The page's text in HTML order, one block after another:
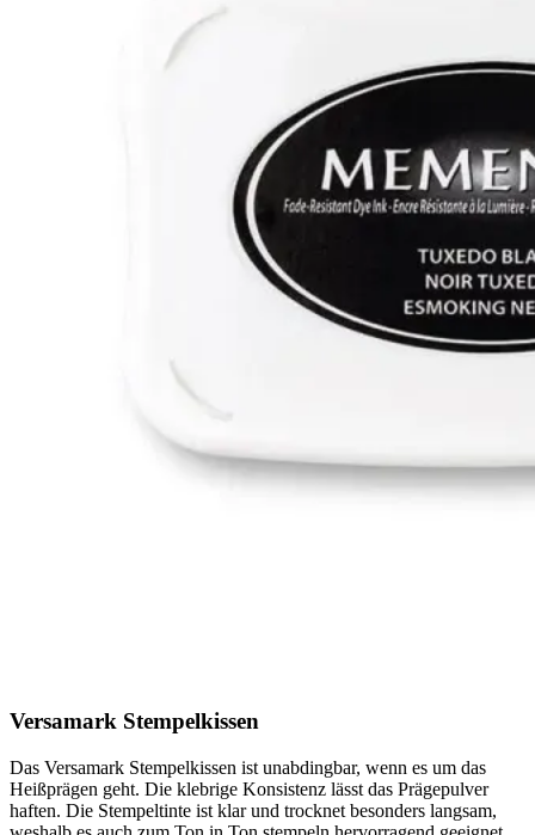
Versamark Stempelkissen
Das Versamark Stempelkissen ist unabdingbar, wenn es um das
Heißprägen geht. Die klebrige Konsistenz lässt das Prägepulver
haften. Die Stempeltinte ist klar und trocknet besonders langsam,